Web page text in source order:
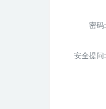
密码:
安全提问: